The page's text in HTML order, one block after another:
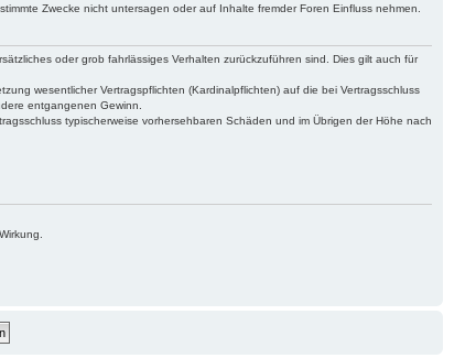
Zwecke nicht untersagen oder auf Inhalte fremder Foren Einfluss nehmen.
oder grob fahrlässiges Verhalten zurückzuführen sind. Dies gilt auch für
wesentlicher Vertragspflichten (Kardinalpflichten) auf die bei Vertragsschluss
entgangenen Gewinn.
typischerweise vorhersehbaren Schäden und im Übrigen der Höhe nach